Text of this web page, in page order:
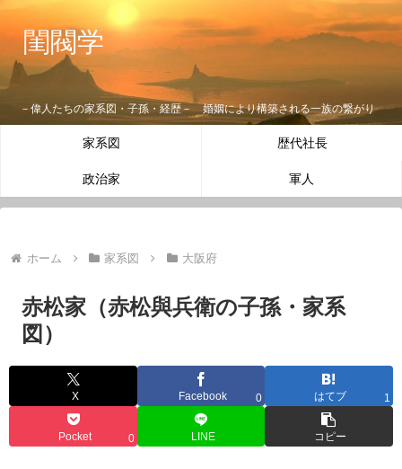
閨閥学
－偉人たちの家系図・子孫・経歴－ 婚姻により構築される一族の繋がり
家系図 歴代社長
政治家 軍人
ホーム 家系図 大阪府
赤松家（赤松與兵衛の子孫・家系
図）
X Facebook 0 はてブ 1
Pocket 0 LINE コピー